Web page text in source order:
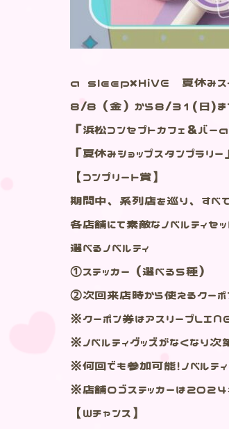
a sleep×HiVE 夏休みス
8/8（金）から8/31(日)ま
「浜松コンセプトカフェ＆バ
「夏休みショップスタンプラリ
【コンプリート賞】
期間中、系列店を巡り、すべて
各店舗にて素敵なノベルティセッ
選べるノベルティ
①ステッカー（選べる5種）
②次回来店時から使えるクーポ
※クーポン券はアスリープ
※ノベルティグッズがなくなり次
※何回でも参加可能！ノベルティ
※店舗ロゴステッカーは
【Wチャンス】